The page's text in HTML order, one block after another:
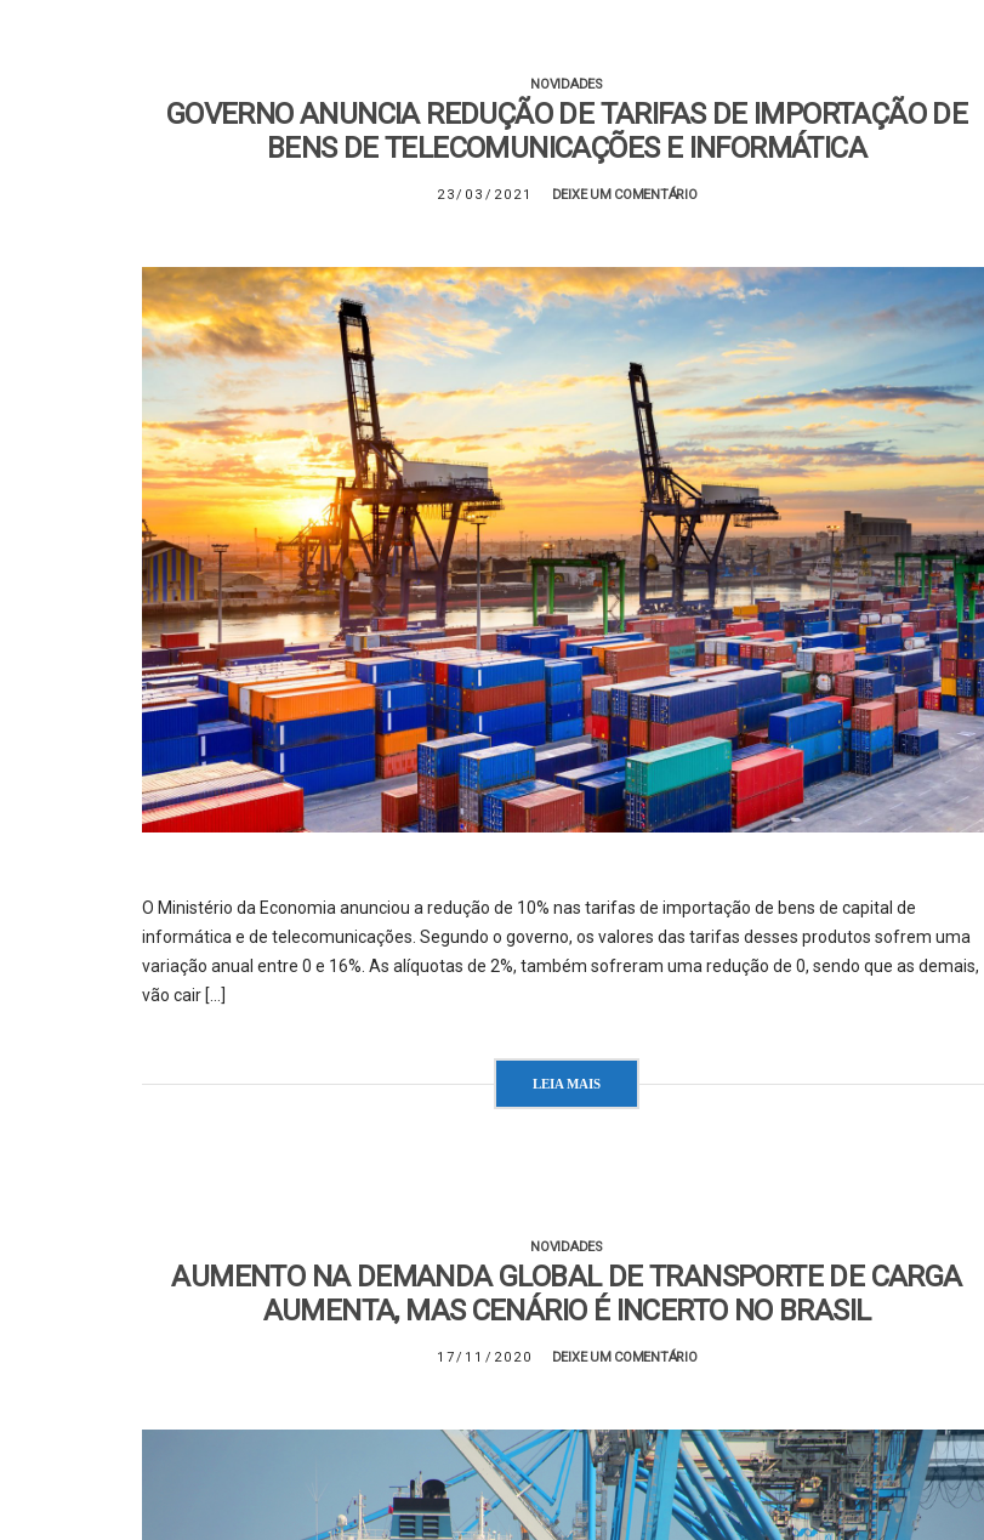
NOVIDADES
GOVERNO ANUNCIA REDUÇÃO DE TARIFAS DE IMPORTAÇÃO DE
BENS DE TELECOMUNICAÇÕES E INFORMÁTICA
23/03/2021 DEIXE UM COMENTÁRIO
O Ministério da Economia anunciou a redução de 10% nas tarifas de importação de bens de capital de
informática e de telecomunicações. Segundo o governo, os valores das tarifas desses produtos sofrem uma
variação anual entre 0 e 16%. As alíquotas de 2%, também sofreram uma redução de 0, sendo que as demais,
vão cair […]
LEIA MAIS
NOVIDADES
AUMENTO NA DEMANDA GLOBAL DE TRANSPORTE DE CARGA
AUMENTA, MAS CENÁRIO É INCERTO NO BRASIL
17/11/2020 DEIXE UM COMENTÁRIO